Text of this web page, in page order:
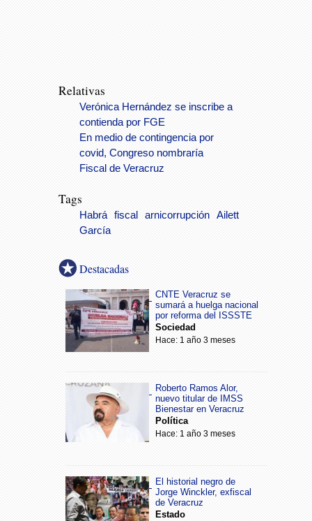
Relativas
Verónica Hernández se inscribe a
contienda por FGE
En medio de contingencia por
covid, Congreso nombraría
Fiscal de Veracruz
Tags
Habrá fiscal arnicorrupción
Ailett
García
Destacadas
CNTE Veracruz se
sumará a huelga nacional
por reforma del ISSSTE
Sociedad
Hace: 1 año 3 meses
Roberto Ramos Alor,
nuevo titular de IMSS
Bienestar en Veracruz
Política
Hace: 1 año 3 meses
El historial negro de
Jorge Winckler, exfiscal
de Veracruz
Estado